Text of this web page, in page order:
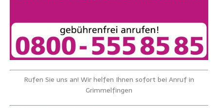
Rufen Sie uns an! Wir helfen Ihnen sofort bei Anruf in
Grimmelfingen